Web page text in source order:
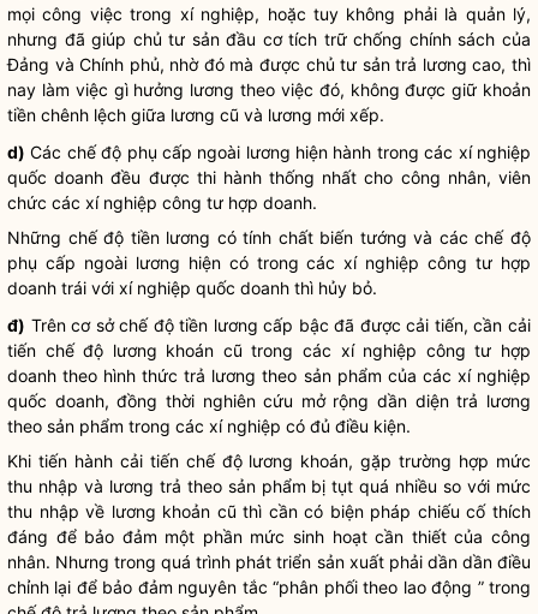
mọi công việc trong xí nghiệp, hoặc tuy không phải là quản lý,
nhưng đã giúp chủ tư sản đầu cơ tích trữ chống chính sách của
Đảng và Chính phủ, nhờ đó mà được chủ tư sản trả lương cao, thì
nay làm việc gì hưởng lương theo việc đó, không được giữ khoản
tiền chênh lệch giữa lương cũ và lương mới xếp.
d) Các chế độ phụ cấp ngoài lương hiện hành trong các xí nghiệp
quốc doanh đều được thi hành thống nhất cho công nhân, viên
chức các xí nghiệp công tư hợp doanh.
Những chế độ tiền lương có tính chất biến tướng và các chế độ
phụ cấp ngoài lương hiện có trong các xí nghiệp công tư hợp
doanh trái với xí nghiệp quốc doanh thì hủy bỏ.
đ) Trên cơ sở chế độ tiền lương cấp bậc đã được cải tiến, cần cải
tiến chế độ lương khoán cũ trong các xí nghiệp công tư hợp
doanh theo hình thức trả lương theo sản phẩm của các xí nghiệp
quốc doanh, đồng thời nghiên cứu mở rộng dần diện trả lương
theo sản phẩm trong các xí nghiệp có đủ điều kiện.
Khi tiến hành cải tiến chế độ lương khoán, gặp trường hợp mức
thu nhập và lương trả theo sản phẩm bị tụt quá nhiều so với mức
thu nhập về lương khoản cũ thì cần có biện pháp chiếu cố thích
đáng để bảo đảm một phần mức sinh hoạt cần thiết của công
nhân. Nhưng trong quá trình phát triển sản xuất phải dần dần điều
chỉnh lại để bảo đảm nguyên tắc “phân phối theo lao động ” trong